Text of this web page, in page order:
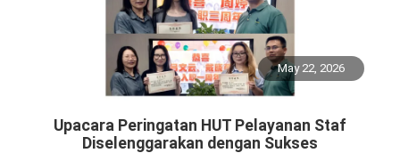
May 22, 2026
Upacara Peringatan HUT Pelayanan Staf
Diselenggarakan dengan Sukses